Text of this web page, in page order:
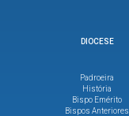
DIOCESE
Padroeira
História
Bispo Emérito
Bispos Anteriores